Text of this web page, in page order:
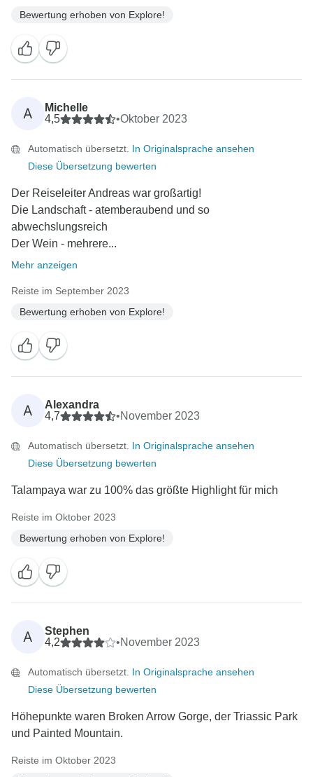
Bewertung erhoben von Explore!
A
Michelle
4,5
•Oktober 2023
Automatisch übersetzt. In Originalsprache ansehen
Diese Übersetzung bewerten
Der Reiseleiter Andreas war großartig!
Die Landschaft - atemberaubend und so
abwechslungsreich
Der Wein - mehrere...
Mehr anzeigen
Reiste im September 2023
Bewertung erhoben von Explore!
A
Alexandra
4,7
•November 2023
Automatisch übersetzt. In Originalsprache ansehen
Diese Übersetzung bewerten
Talampaya war zu 100% das größte Highlight für mich
Reiste im Oktober 2023
Bewertung erhoben von Explore!
A
Stephen
4,2
•November 2023
Automatisch übersetzt. In Originalsprache ansehen
Diese Übersetzung bewerten
Höhepunkte waren Broken Arrow Gorge, der Triassic Park
und Painted Mountain.
Reiste im Oktober 2023